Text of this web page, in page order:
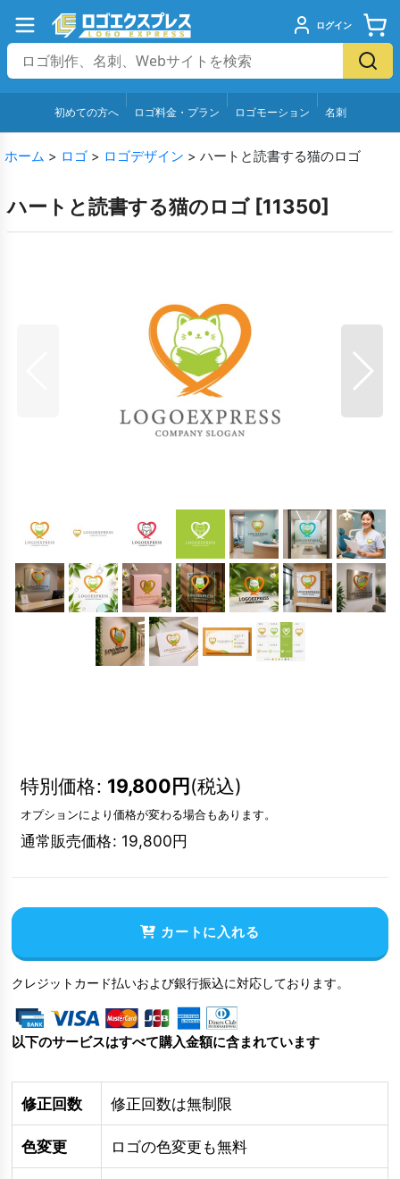
ログイン
初めての方へ ロゴ料金・プラン ロゴモーション 名刺
ホーム > ロゴ > ロゴデザイン > ハートと読書する猫のロゴ
ハートと読書する猫のロゴ [11350]
特別価格: 19,800円(税込)
オプションにより価格が変わる場合もあります。
通常販売価格: 19,800円
カートに入れる
クレジットカード払いおよび銀行振込に対応しております。
以下のサービスはすべて購入金額に含まれています
修正回数 修正回数は無制限
色変更 ロゴの色変更も無料